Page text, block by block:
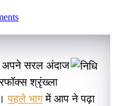
अपने सरल अंदाज
श्रृंख्ला
पहले भागमें आप ने पढ़ा